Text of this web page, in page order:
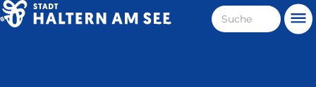
Direkt
zum
Suche